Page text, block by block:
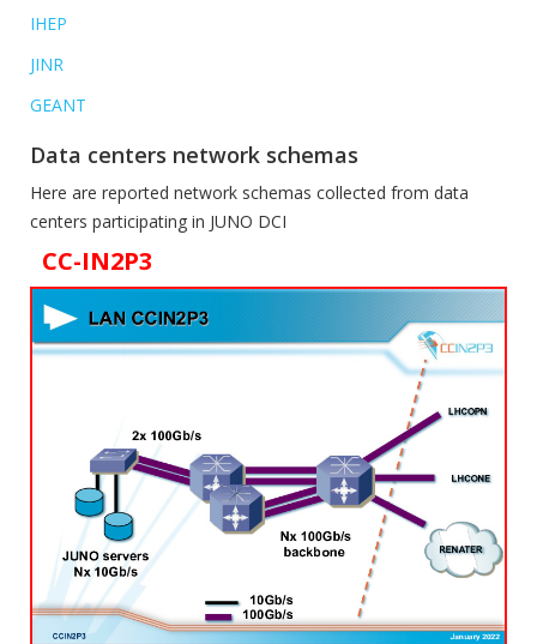
IHEP
JINR
GEANT
Data centers network schemas
Here are reported network schemas collected from data
centers participating in JUNO DCI
CC-IN2P3